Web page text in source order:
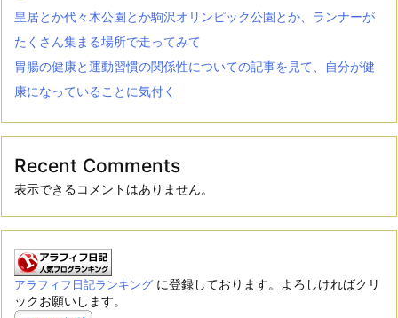
皇居とか代々木公園とか駒沢オリンピック公園とか、ランナーが
たくさん集まる場所で走ってみて
胃腸の健康と運動習慣の関係性についての記事を見て、自分が健
康になっていることに気付く
Recent Comments
表示できるコメントはありません。
アラフィフ日記ランキング に登録しております。よろしければクリ
ックお願いします。